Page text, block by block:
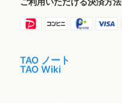
TAO ノート
TAO Wiki